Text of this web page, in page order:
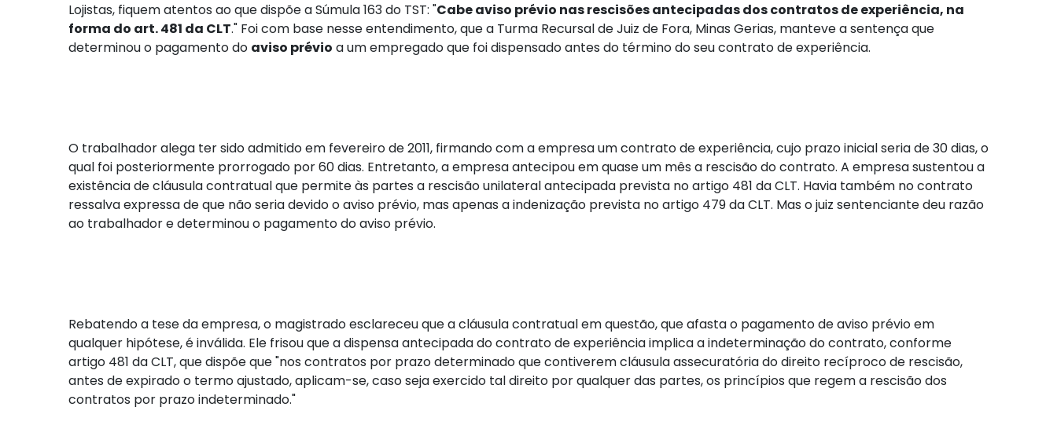
Lojistas, fiquem atentos ao que dispõe a Súmula 163 do TST: "Cabe aviso prévio nas rescisões antecipadas dos contratos de experiência, na
forma do art. 481 da CLT." Foi com base nesse entendimento, que a Turma Recursal de Juiz de Fora, Minas Gerias, manteve a sentença que
determinou o pagamento do aviso prévio a um empregado que foi dispensado antes do término do seu contrato de experiência.
O trabalhador alega ter sido admitido em fevereiro de 2011, firmando com a empresa um contrato de experiência, cujo prazo inicial seria de 30 dias, o
qual foi posteriormente prorrogado por 60 dias. Entretanto, a empresa antecipou em quase um mês a rescisão do contrato. A empresa sustentou a
existência de cláusula contratual que permite às partes a rescisão unilateral antecipada prevista no artigo 481 da CLT. Havia também no contrato
ressalva expressa de que não seria devido o aviso prévio, mas apenas a indenização prevista no artigo 479 da CLT. Mas o juiz sentenciante deu razão
ao trabalhador e determinou o pagamento do aviso prévio.
Rebatendo a tese da empresa, o magistrado esclareceu que a cláusula contratual em questão, que afasta o pagamento de aviso prévio em
qualquer hipótese, é inválida. Ele frisou que a dispensa antecipada do contrato de experiência implica a indeterminação do contrato, conforme
artigo 481 da CLT, que dispõe que "nos contratos por prazo determinado que contiverem cláusula assecuratória do direito recíproco de rescisão,
antes de expirado o termo ajustado, aplicam-se, caso seja exercido tal direito por qualquer das partes, os princípios que regem a rescisão dos
contratos por prazo indeterminado."